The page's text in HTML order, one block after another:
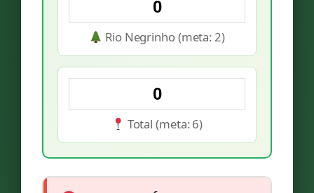
Rio Negrinho (meta: 2)
Total (meta: 6)